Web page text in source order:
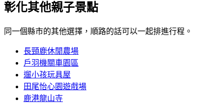
彰化其他親子景點
同一個縣市的其他選擇，順路的話可以一起排進行程。
長頸鹿休閒農場
戶羽機關車園區
遛小孩玩具屋
田尾怡心園遊戲場
鹿港龍山寺